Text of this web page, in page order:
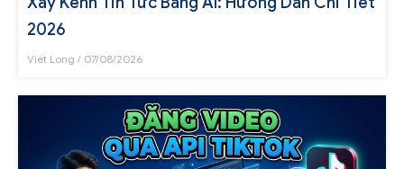
2026
Viết Long 07/08/2026